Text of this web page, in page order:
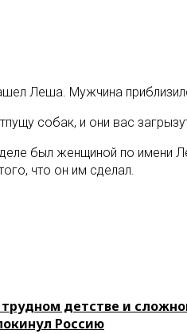
Леша. Мужчина
собак, и они вас
был женщиной по имени
что он им сделал.
детстве и
Россию